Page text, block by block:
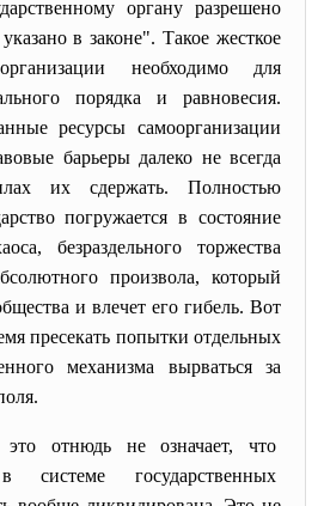
органу разрешено
в законе". Такое жесткое
необходимо для
порядка и равновесия.
ресурсы самоорганизации
барьеры далеко не всегда
их сдержать. Полностью
погружается в состояние
безраздельного торжества
произвола, который
и влечет его гибель. Вот
пресекать попытки отдельных
механизма вырваться за
отнюдь не означает, что
в системе государственных